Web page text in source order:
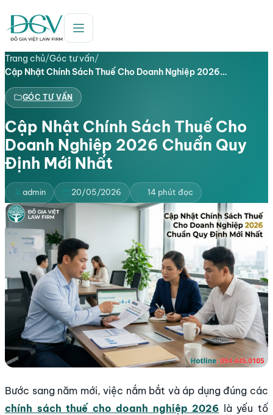
Trang chủ/Góc tư vấn/
Cập Nhật Chính Sách Thuế Cho Doanh Nghiệp 2026…
GÓC TƯ VẤN
Cập Nhật Chính Sách Thuế Cho
Doanh Nghiệp 2026 Chuẩn Quy
Định Mới Nhất
admin 20/05/2026 14 phút đọc
Bước sang năm mới, việc nắm bắt và áp dụng đúng các
chính sách thuế cho doanh nghiệp 2026 là yếu tố